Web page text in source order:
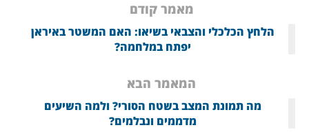
מאמר קודם
הלחץ הכלכלי והצבאי בשיאו: האם המשטר באיראן
יפתח במלחמה?
המאמר הבא
מה תמונת המצב בשטח הסורי? ולמה השיעים
מדממים ונבלמים?